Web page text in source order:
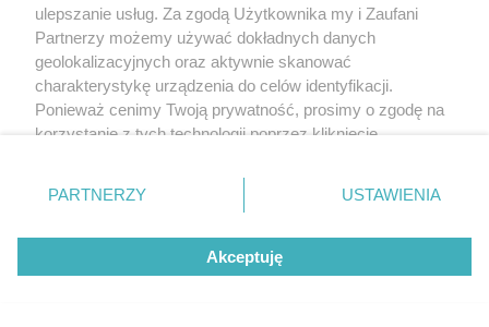
ulepszanie usług. Za zgodą Użytkownika my i Zaufani
Partnerzy możemy używać dokładnych danych
geolokalizacyjnych oraz aktywnie skanować
charakterystykę urządzenia do celów identyfikacji.
Ponieważ cenimy Twoją prywatność, prosimy o zgodę na
korzystanie z tych technologii poprzez kliknięcie
zmienić/wycofać klikając przycisk ustawień prywatności
znajdujący się w lewym dolnym rogu strony
rodzaje przetwarzania danych nie wymagają zgody
użytkownika, ale masz prawo sprzeciwić się takiemu
przetwarzaniu. Preferencje będą miały zastosowanie tylko
PARTNERZY USTAWIENIA
Akceptuję